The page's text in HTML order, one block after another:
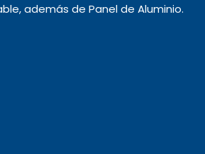
además de Panel de Aluminio.